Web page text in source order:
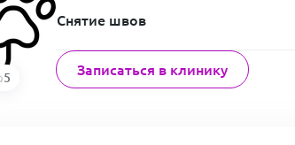
5
Снятие швов
Записаться в клинику